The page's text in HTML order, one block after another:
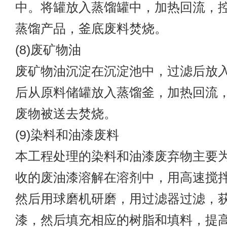
中。将罐放入蒸馏罐中，加热回流，
蒸馏产品，釜底废料焚烧。
(8)废矿物油
废矿物油沉淀在沉淀池中，过滤后放
后从原料储罐放入蒸馏釜，加热回流
废物被送去焚烧。
(9)染料和油漆废料
本工程处理的染料和油漆废弃物主要
收的废油漆溶解在溶剂中，用高速搅
然后用球磨机研磨，用过滤器过滤，
漆，然后填充相应的树脂和填料，提